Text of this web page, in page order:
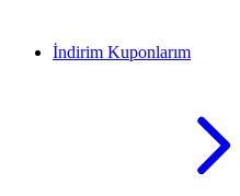
İndirim Kuponlarım